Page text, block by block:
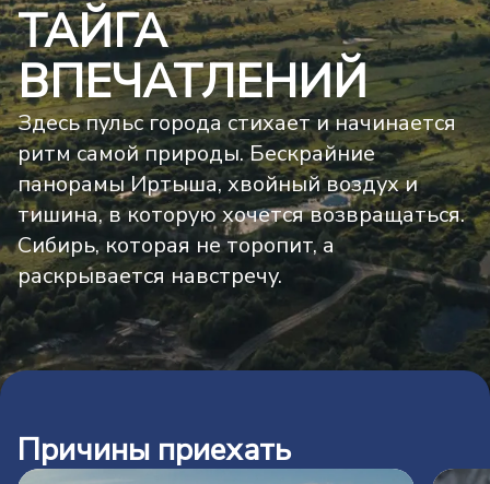
ТАЙГА
ВПЕЧАТЛЕНИЙ
Здесь пульс города стихает и начинается
ритм самой природы. Бескрайние
панорамы Иртыша, хвойный воздух и
тишина, в которую хочется возвращаться.
Сибирь, которая не торопит, а
раскрывается навстречу.
Причины приехать